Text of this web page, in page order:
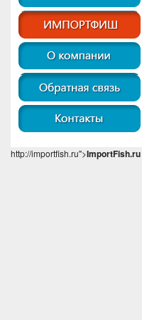
http://importfish.ru">ImportFish.ru